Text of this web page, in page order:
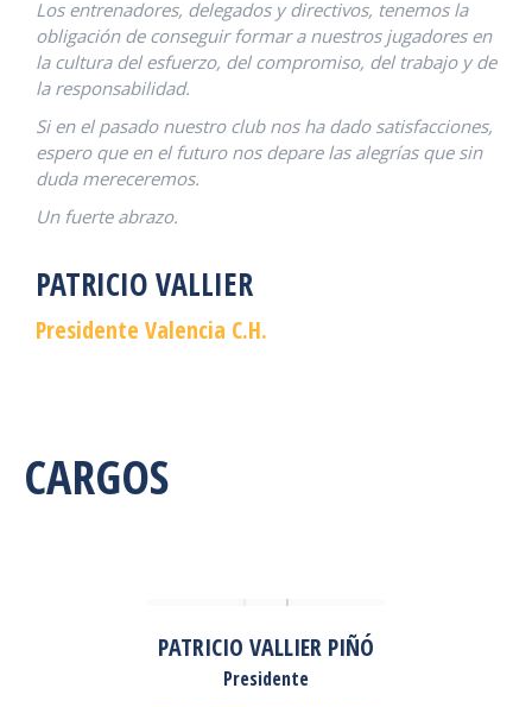
Los entrenadores, delegados y directivos, tenemos la
obligación de conseguir formar a nuestros jugadores en
la cultura del esfuerzo, del compromiso, del trabajo y de
la responsabilidad.
Si en el pasado nuestro club nos ha dado satisfacciones,
espero que en el futuro nos depare las alegrías que sin
duda mereceremos.
Un fuerte abrazo.
PATRICIO VALLIER
Presidente Valencia C.H.
CARGOS
PATRICIO VALLIER PIÑÓ
Presidente